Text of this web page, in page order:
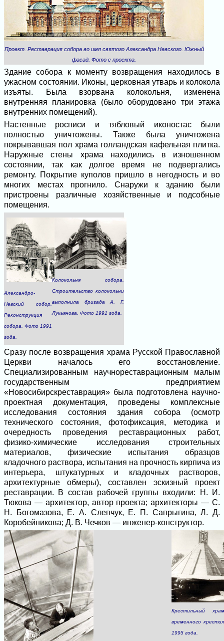
Проект. Реставрация собора во имя святого Александра Невского. Южный
фасад. Фото с проекта.
Здание собора к моменту возвращения находилось в
ужасном состоянии. Иконы, церковная утварь и колокола
изъяты. Была взорвана колокольня, изменена
внутренняя планировка (было оборудовано три этажа
внутренних помещений).
Настенные росписи и тябловый иконостас были
полностью уничтожены. Также была уничтожена
покрывавшая пол храма голландская кафельная плитка.
Наружные стены храма находились в изношенном
состоянии, так как долгое время не подвергались
ремонту. Покрытие куполов пришло в негодность и во
многих местах прогнило. Снаружи к зданию были
пристроены различные хозяйственные и подсобные
помещения.
Александро-
Невский собор.
Реконструкция
собора. Фото 1991
года.
Колокольня собора.
Строительство колокольни
выполнила бригада А. Г.
Лукьянова. Фото 1991 года.
Сразу после возвращения храма Русской Православной
Церкви началось его восстановление.
Специализированным научнореставрационным малым
государственным предприятием
«Новосибирскреставрация» была подготовлена научно-
проектная документация, проведены комплексные
исследования состояния здания собора (осмотр
технического состояния, фотофиксация, методика и
очередность проведения реставрационных работ,
физико-химические исследования строительных
материалов, физические испытания образцов
кладочного раствора, испытания на прочность кирпича из
интерьера, штукатурных и кладочных растворов,
архитектурные обмеры), составлен эскизный проект
реставрации. В состав рабочей группы входили: Н. И.
Тюкова — архитектор, автор проекта; архитекторы — С.
Н. Богомазова, Е. А. Слепчук, Е. П. Сапрыгина, Л. Д.
Коробейникова; Д. В. Чечков — инженер-конструктор.
Крестильный
временного
1995 года.